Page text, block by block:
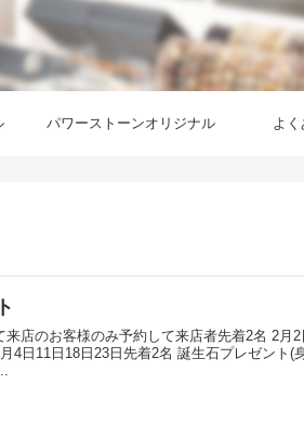
パワーストーンオリジナル よ
店のお客様のみ予約して来店者先着2名 2月2日
日11日18日23日先着2名 誕生石プレゼント(身分